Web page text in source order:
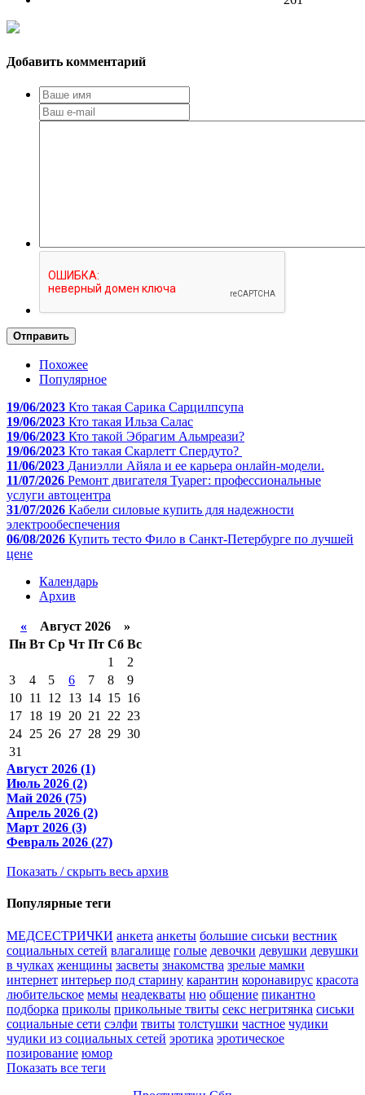
Добавить комментарий
Отправить
Похожее
Популярное
19/06/2023 Кто такая Сарика Сарцилпсупа
19/06/2023 Кто такая Ильза Салас
19/06/2023 Кто такой Эбрагим Альмреази?
19/06/2023 Кто такая Скарлетт Спердуто?
11/06/2023 Даниэлли Айяла и ее карьера онлайн-модели.
11/07/2026 Ремонт двигателя Туарег: профессиональные
услуги автоцентра
31/07/2026 Кабели силовые купить для надежности
электрообеспечения
06/08/2026 Купить тесто Фило в Санкт-Петербурге по лучшей
цене
Календарь
Архив
« Август 2026 »
Пн Вт Ср Чт Пт Сб Вс
1
2
3
4 5 6 7 8
9
10 11 12 13 14 15 16
17 18 19 20 21 22 23
24 25 26 27 28 29 30
31
Август 2026 (1)
Июль 2026 (2)
Май 2026 (75)
Апрель 2026 (2)
Март 2026 (3)
Февраль 2026 (27)
Показать / скрыть весь архив
Популярные теги
МЕДСЕСТРИЧКИ анкета анкеты большие сиськи вестник
социальных сетей влагалище голые девочки девушки девушки
в чулках женщины засветы знакомства зрелые мамки
интернет интерьер под старину карантин коронавирус красота
любительское мемы неадекваты ню общение пикантно
подборка приколы прикольные твиты секс негритянка сиськи
социальные сети сэлфи твиты толстушки частное чудики
чудики из социальных сетей эротика эротическое
позирование юмор
Показать все теги